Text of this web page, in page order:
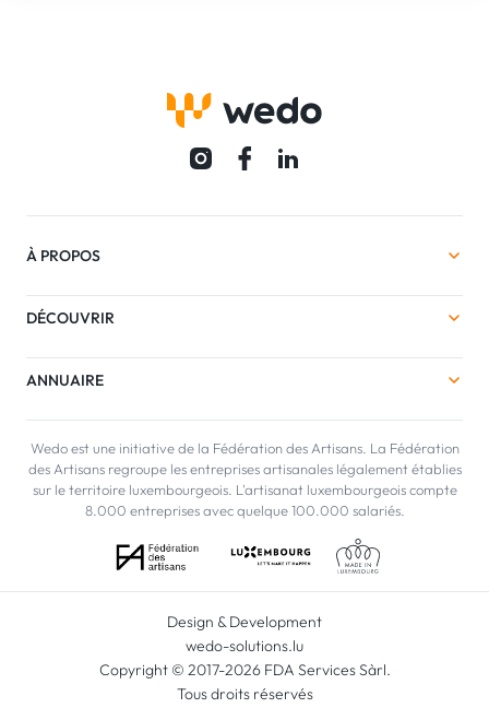
À PROPOS
DÉCOUVRIR
ANNUAIRE
Wedo est une initiative de la Fédération des Artisans. La Fédération
des Artisans regroupe les entreprises artisanales légalement établies
sur le territoire luxembourgeois. L'artisanat luxembourgeois compte
8.000 entreprises avec quelque 100.000 salariés.
Design & Development
wedo-solutions.lu
Copyright © 2017-2026 FDA Services Sàrl.
Tous droits réservés